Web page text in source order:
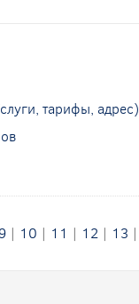
тарифы, адрес)
9 | 10 | 11 | 12 | 13 |